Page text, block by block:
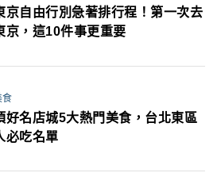
京自由行別急著排行程！第一次去
京，這10件事更重要
食
好名店城5大熱門美食，台北東區
必吃名單